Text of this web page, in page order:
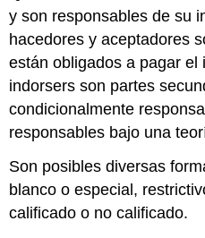
y son responsables de su
hacedores y aceptadores
están obligados a pagar el
indorsers son partes
condicionalmente
responsables bajo una
Son posibles diversas
blanco o especial,
calificado o no calificado.